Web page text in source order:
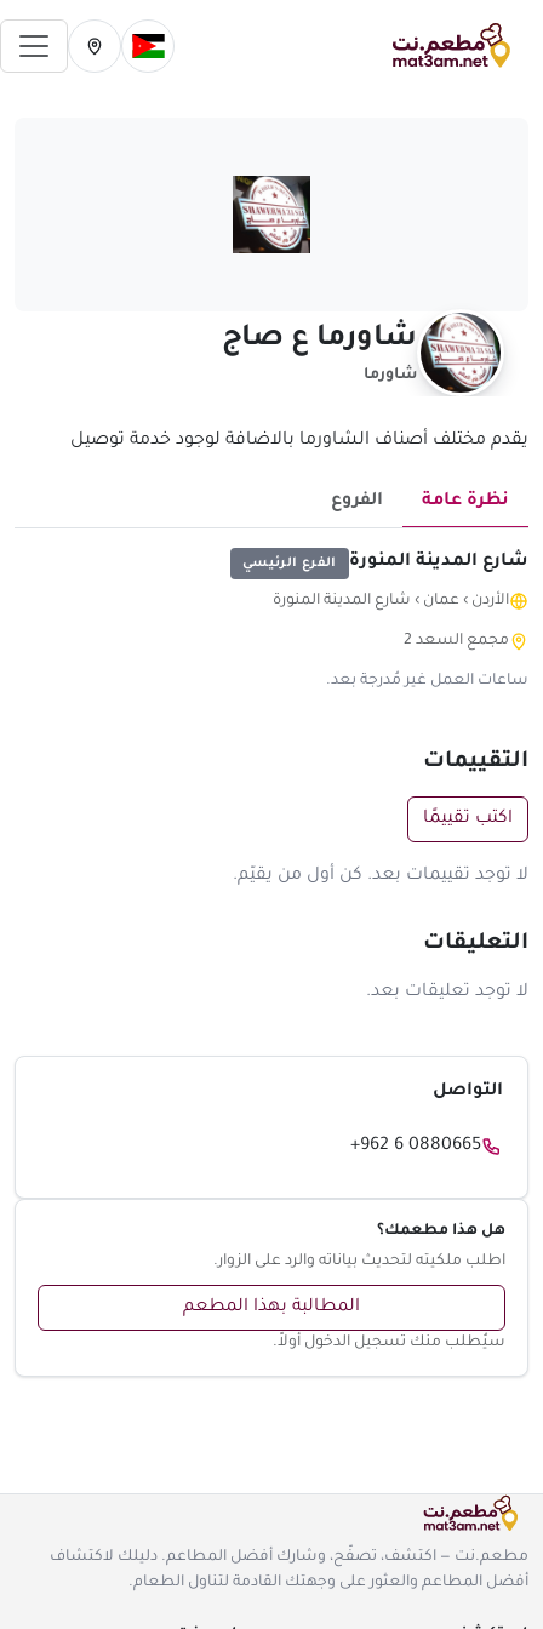
تغيير الدولة الحالية
تغيير المدينة
شاورما ع صاج
شاورما
يقدم مختلف أصناف الشاورما بالاضافة لوجود خدمة توصيل
نظرة عامة الفروع
شارع المدينة المنورة الفرع الرئيسي
الأردن › عمان › شارع المدينة المنورة
مجمع السعد 2
ساعات العمل غير مُدرجة بعد.
التقييمات
اكتب تقييمًا
لا توجد تقييمات بعد. كن أول من يقيّم.
التعليقات
لا توجد تعليقات بعد.
التواصل
+962 6 0880665
هل هذا مطعمك؟
اطلب ملكيته لتحديث بياناته والرد على الزوار.
المطالبة بهذا المطعم
سيُطلب منك تسجيل الدخول أولاً.
مطعم.نت — اكتشف، تصفّح، وشارك أفضل المطاعم. دليلك لاكتشاف
أفضل المطاعم والعثور على وجهتك القادمة لتناول الطعام.